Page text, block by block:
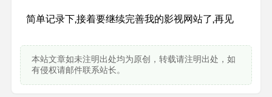
简单记录下,接着要继续完善我的影视网站了,再见
本站文章如未注明出处均为原创，转载请注明出处，如
有侵权请邮件联系站长。